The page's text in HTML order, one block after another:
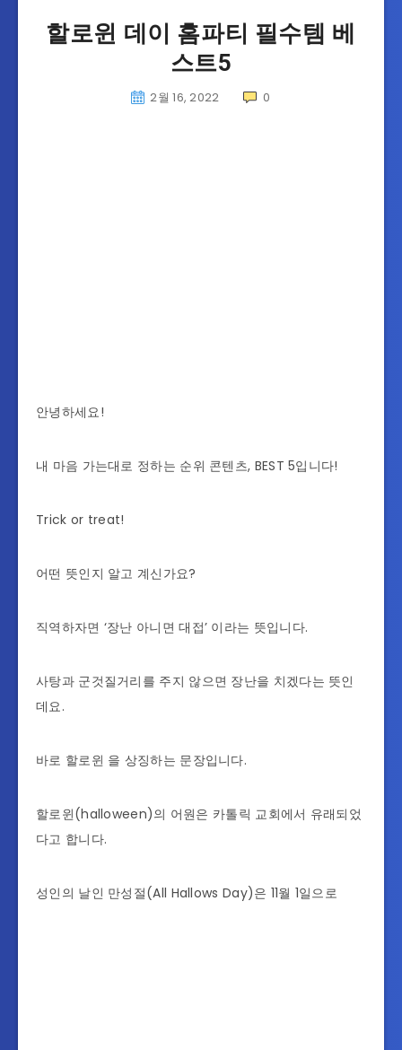
할로윈 데이 홈파티 필수템 베
스트5
2월 16, 2022 0
안녕하세요!
내 마음 가는대로 정하는 순위 콘텐츠, BEST 5입니다!
Trick or treat!
어떤 뜻인지 알고 계신가요?
직역하자면 ‘장난 아니면 대접’ 이라는 뜻입니다.
사탕과 군것질거리를 주지 않으면 장난을 치겠다는 뜻인
데요.
바로 할로윈 을 상징하는 문장입니다.
할로윈(halloween)의 어원은 카톨릭 교회에서 유래되었
다고 합니다.
성인의 날인 만성절(All Hallows Day)은 11월 1일으로